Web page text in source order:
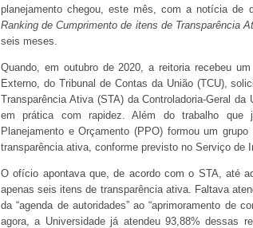
planejamento chegou, este mês, com a notícia de
Ranking de Cumprimento de itens de Transparência
seis meses.
Quando, em outubro de 2020, a reitoria recebeu
Externo, do Tribunal de Contas da União (TCU),
Transparência Ativa (STA) da Controladoria-Geral
em prática com rapidez. Além do trabalho que
Planejamento e Orçamento (PPO) formou um
transparência ativa, conforme previsto no Serviço de
O ofício apontava que, de acordo com o STA, até
apenas seis itens de transparência ativa. Faltava
da “agenda de autoridades” ao “aprimoramento de
agora, a Universidade já atendeu 93,88% dessas